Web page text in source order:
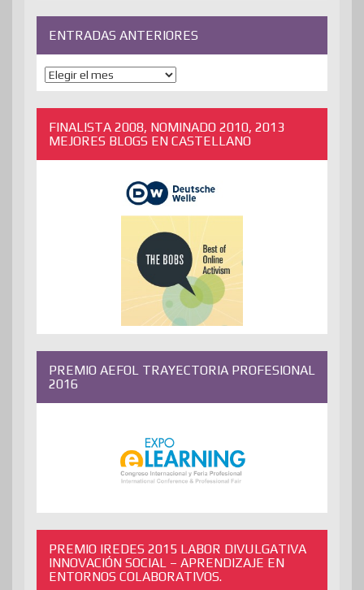
ENTRADAS ANTERIORES
ENTRADAS
ANTERIORES
FINALISTA 2008, NOMINADO 2010, 2013
MEJORES BLOGS EN CASTELLANO
PREMIO AEFOL TRAYECTORIA PROFESIONAL
2016
PREMIO IREDES 2015 LABOR DIVULGATIVA
INNOVACIÓN SOCIAL – APRENDIZAJE EN
ENTORNOS COLABORATIVOS.